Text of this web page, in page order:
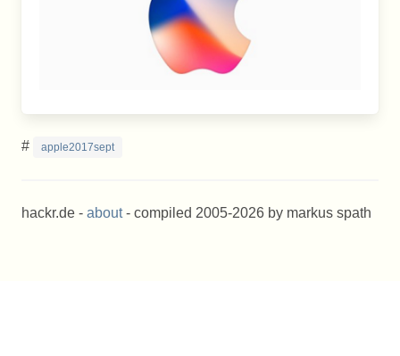
# apple2017sept
hackr.de - about- compiled 2005-2026 by markus spath